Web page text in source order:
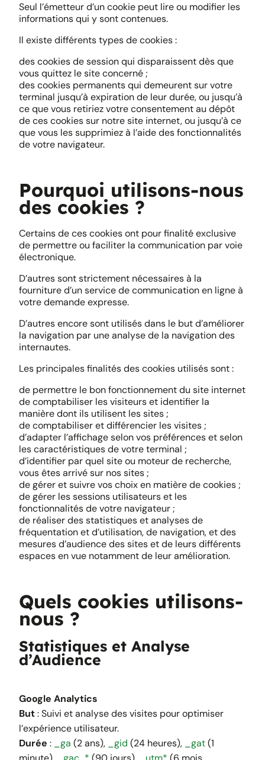
Seul l’émetteur d’un cookie peut lire ou modifier les
informations qui y sont contenues.
Il existe différents types de cookies :
des cookies de session qui disparaissent dès que
vous quittez le site concerné ;
des cookies permanents qui demeurent sur votre
terminal jusqu’à expiration de leur durée, ou jusqu’à
ce que vous retiriez votre consentement au dépôt
de ces cookies sur notre site internet, ou jusqu’à ce
que vous les supprimiez à l’aide des fonctionnalités
de votre navigateur.
Pourquoi utilisons-nous
des cookies ?
Certains de ces cookies ont pour finalité exclusive
de permettre ou faciliter la communication par voie
électronique.
D’autres sont strictement nécessaires à la
fourniture d’un service de communication en ligne à
votre demande expresse.
D’autres encore sont utilisés dans le but d’améliorer
la navigation par une analyse de la navigation des
internautes.
Les principales finalités des cookies utilisés sont :
de permettre le bon fonctionnement du site internet
de comptabiliser les visiteurs et identifier la
manière dont ils utilisent les sites ;
de comptabiliser et différencier les visites ;
d’adapter l’affichage selon vos préférences et selon
les caractéristiques de votre terminal ;
d’identifier par quel site ou moteur de recherche,
vous êtes arrivé sur nos sites ;
de gérer et suivre vos choix en matière de cookies ;
de gérer les sessions utilisateurs et les
fonctionnalités de votre navigateur ;
de réaliser des statistiques et analyses de
fréquentation et d’utilisation, de navigation, et des
mesures d’audience des sites et de leurs différents
espaces en vue notamment de leur amélioration.
Quels cookies utilisons-
nous ?
Statistiques et Analyse
d’Audience
Google Analytics
But: Suivi et analyse des visites pour optimiser
l’expérience utilisateur.
Durée : _ga (2 ans), _gid (24 heures), _gat(1